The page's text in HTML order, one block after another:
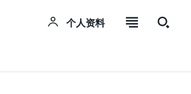
个人资料